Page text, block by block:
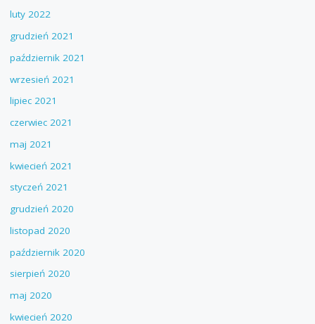
luty 2022
grudzień 2021
październik 2021
wrzesień 2021
lipiec 2021
czerwiec 2021
maj 2021
kwiecień 2021
styczeń 2021
grudzień 2020
listopad 2020
październik 2020
sierpień 2020
maj 2020
kwiecień 2020